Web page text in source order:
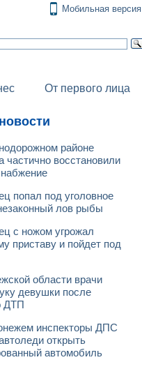
Мобильная версия
От первого лица
районе
частично восстановили
попал под уголовное
лов рыбы
с ножом угрожал
приставу и пойдет под
области врачи
девушки после
ДТП
инспекторы ДПС
открыть
автомобиль